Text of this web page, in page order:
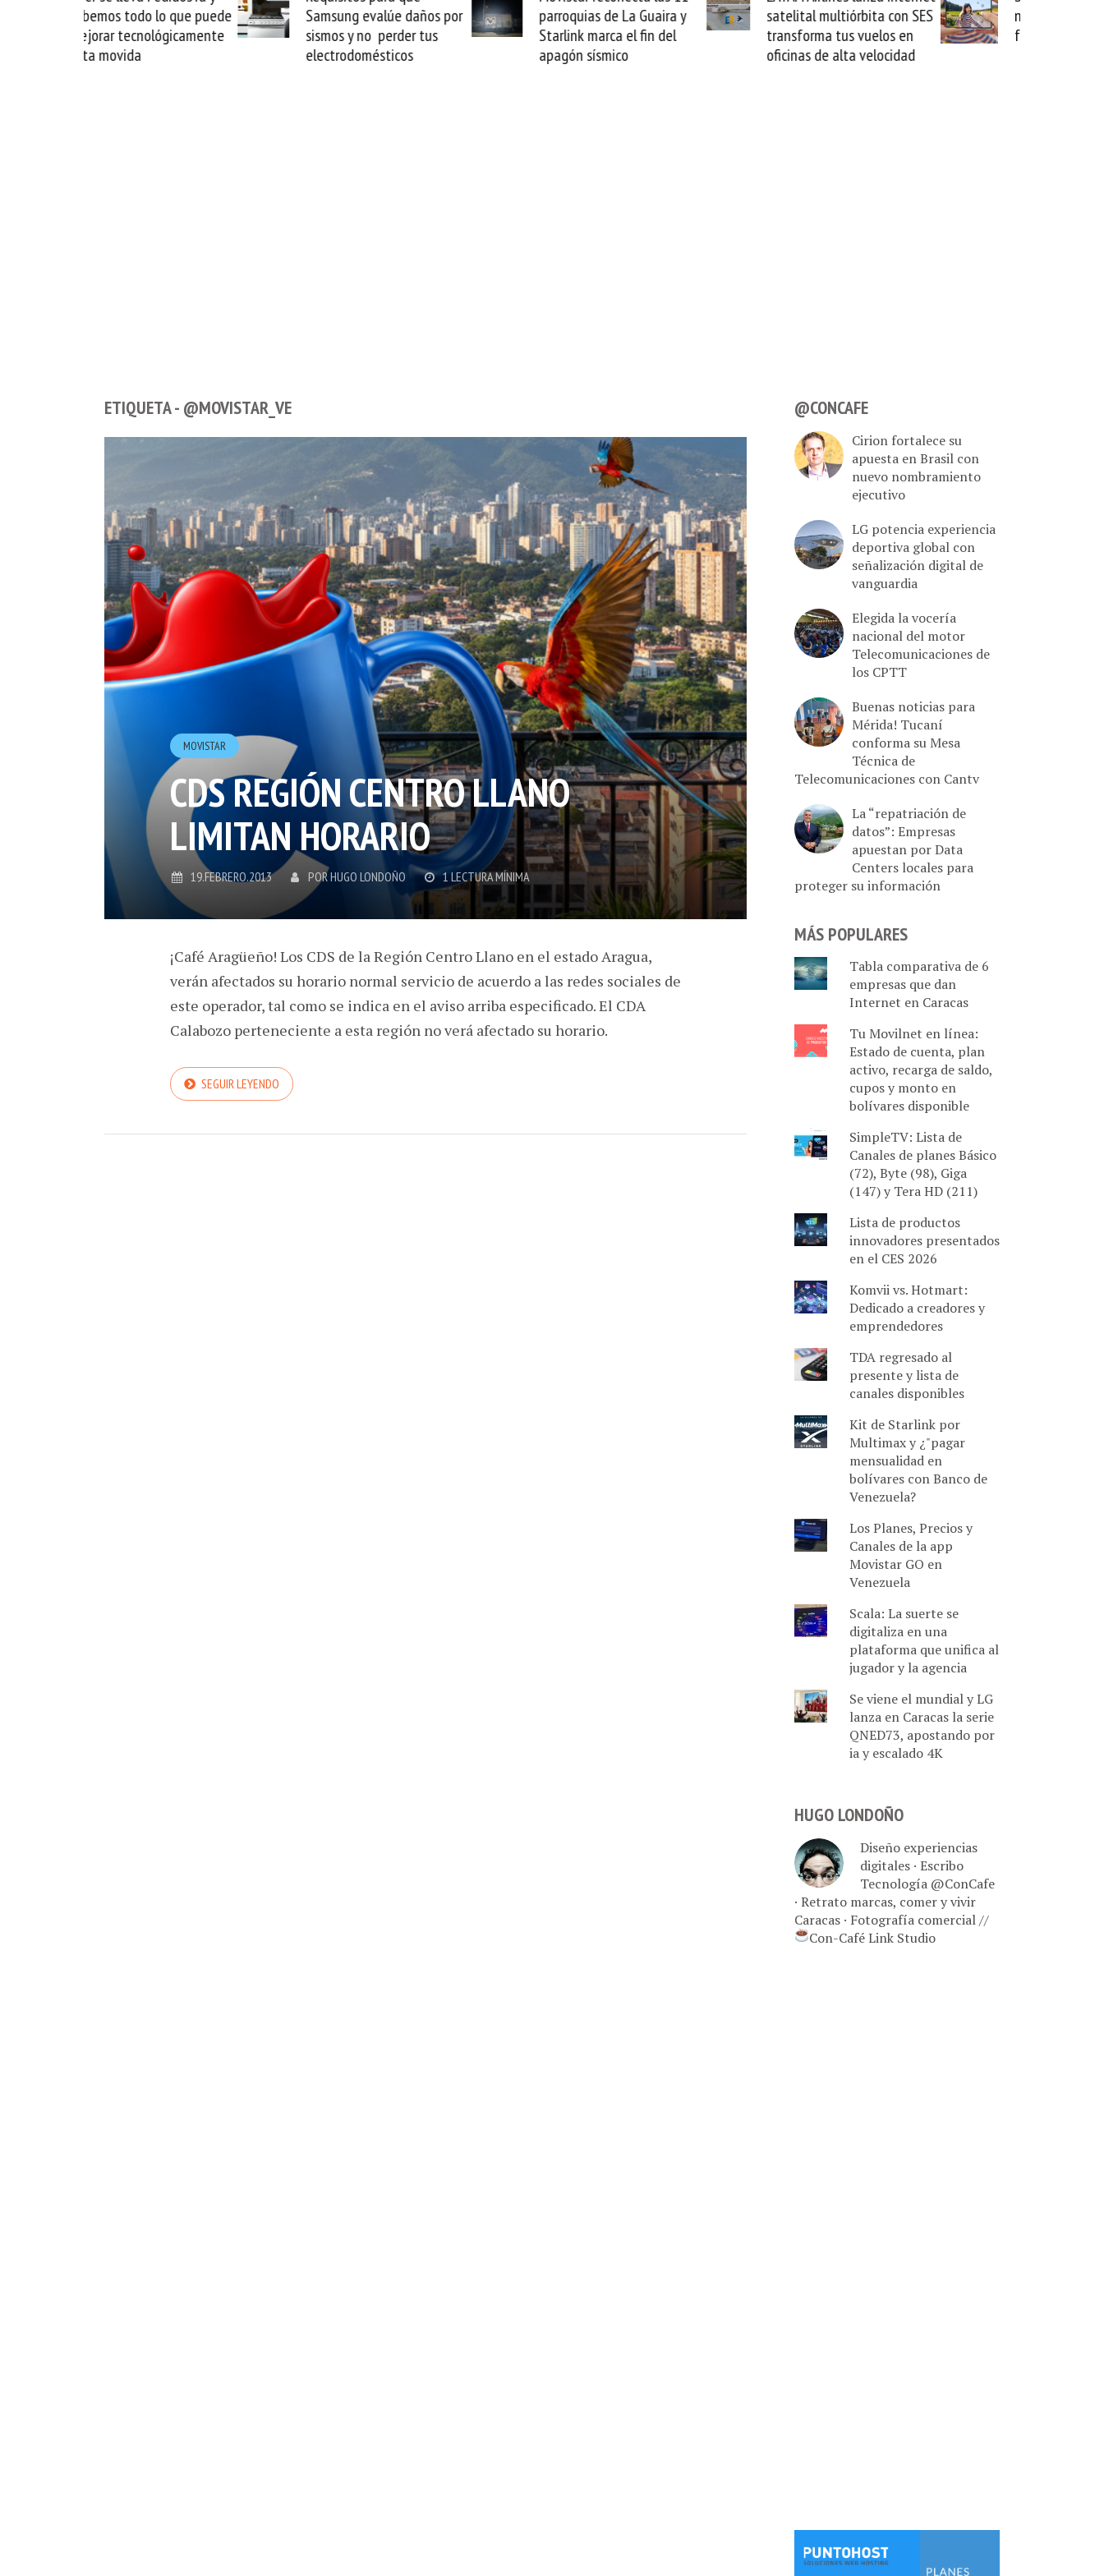
Samsung evalúe daños por
sismos y no perder tus
parroquias de La Guaira y
Starlink marca el fin del
apagón sísmico
satelital multiórbita con SES
transforma tus vuelos en
oficinas de alta velocidad
novedad plegable y un
formato fácil de enamorse
ETIQUETA - @MOVISTAR_VE
MOVISTAR
CDS REGIÓN CENTRO LLANO
LIMITAN HORARIO
19.FEBRERO.2013 PORHUGO LONDOÑO 1 LECTURA MÍNIMA
¡Café Aragüeño! Los CDS de la Región Centro Llano en el estado Aragua,
verán afectados su horario normal servicio de acuerdo a las redes sociales de
este operador, tal como se indica en el aviso arriba especificado. El CDA
Calabozo perteneciente a esta región no verá afectado su horario.
SEGUIR LEYENDO
@CONCAFE
Cirion fortalece su
apuesta en Brasil con
nuevo nombramiento
ejecutivo
LG potencia experiencia
deportiva global con
señalización digital de
vanguardia
Elegida la vocería
nacional del motor
Telecomunicaciones de
los CPTT
Buenas noticias para
Mérida! Tucaní
conforma su Mesa
Técnica de
Telecomunicaciones con Cantv
La “repatriación de
datos”: Empresas
apuestan por Data
Centers locales para
proteger su información
MÁS POPULARES
Tabla comparativa de 6
empresas que dan
Internet en Caracas
Tu Movilnet en línea:
Estado de cuenta, plan
activo, recarga de saldo,
cupos y monto en
bolívares disponible
SimpleTV: Lista de
Canales de planes Básico
(72), Byte (98), Giga
(147) y Tera HD (211)
Lista de productos
innovadores presentados
en el CES 2026
Komvii vs. Hotmart:
Dedicado a creadores y
emprendedores
TDA regresado al
presente y lista de
canales disponibles
Kit de Starlink por
Multimax y ¿"pagar
mensualidad en
bolívares con Banco de
Venezuela?
Los Planes, Precios y
Canales de la app
Movistar GO en
Venezuela
Scala: La suerte se
digitaliza en una
plataforma que unifica al
jugador y la agencia
Se viene el mundial y LG
lanza en Caracas la serie
QNED73, apostando por
ia y escalado 4K
HUGO LONDOÑO
Diseño experiencias
digitales · Escribo
Tecnología @ConCafe
· Retrato marcas, comer y vivir
Caracas · Fotografía comercial //
Con-Café Link Studio